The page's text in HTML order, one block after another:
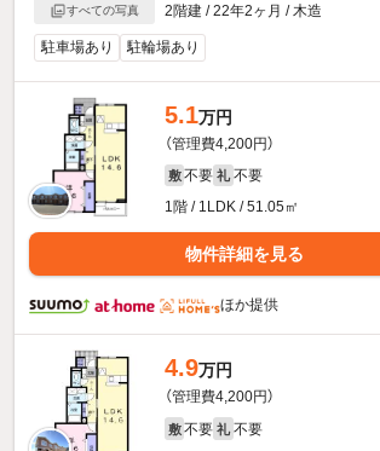
すべての写真
2階建 / 22年2ヶ月 / 木造
駐車場あり 駐輪場あり
5.1万円
（管理費4,200円）
敷 不要 礼 不要
1階 / 1LDK / 51.05㎡
物件詳細を見る
ほか提供
4.9万円
（管理費4,200円）
敷 不要 礼 不要